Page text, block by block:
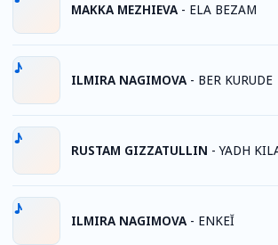
MAKKA MEZHIEVA - ELA BEZAM
ILMIRA NAGIMOVA - BER KURUDE
RUSTAM GIZZATULLIN -YADH
ILMIRA NAGIMOVA - ENKEĬ